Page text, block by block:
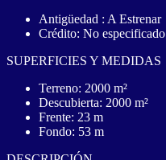
Antigüedad : A Estrenar
Crédito: No especificado
SUPERFICIES Y MEDIDAS
Terreno: 2000 m²
Descubierta: 2000 m²
Frente: 23 m
Fondo: 53 m